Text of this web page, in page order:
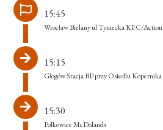
15:45
Wrocław Bielany ul Tyniecka KFC/Action
15:15
Głogów Stacja BP przy Osiedlu Kopernika
15:30
Polkowice McDolands